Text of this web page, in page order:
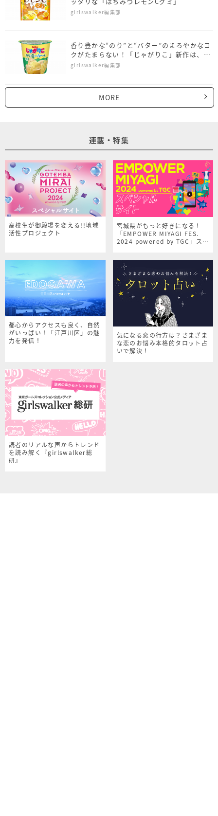
girlswalker編集部
香り豊かな“のり”と“バター”のまろやかなコ
クがたまらない！「じゃがりこ」新作は、の
り塩バター味
girlswalker編集部
MORE
連載・特集
高校生が御殿場を変える!!地域
活性プロジェクト
宮城県がもっと好きになる！
「EMPOWER MIYAGI FES.
2024 powered by TGC」スペ
都心からアクセスも良く、自然
がいっぱい！「江戸川区」の魅
力を発信！
気になる恋の行方は？さまざま
な恋のお悩み本格的タロット占
いで解決！
読者のリアルな声からトレンド
を読み解く『girlswalker総
研』